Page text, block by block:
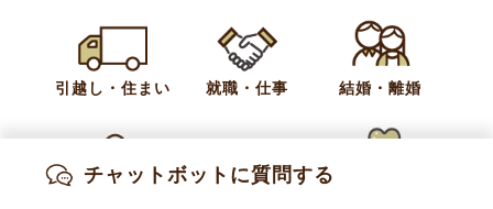
お問い合わせ
Fax:
026-247-3113
引越し・住まい 就職・仕事 結婚・離婚
チャットボットに質問する